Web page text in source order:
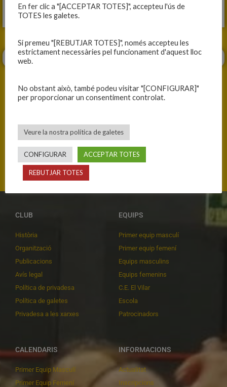
Fitxa del partit
ANTERIOR
QÜESTIÓ D’ACTITUD
CLUB
Història
Organització
Publicacions
Avís legal
Política de privadesa
Política de galetes
Privadesa a les xarxes
EQUIPS
Primer equip masculí
Primer equip femení
Equips masculins
Equips femenins
C.E. El Vilar
Escola
Patrocinadors
CALENDARIS
Primer Equip Masculí
Primer Equip Femení
INFORMACIONS
Actualitat
Inscripcions
En fer clic a "[ACCEPTAR TOTES]", accepteu l'ús de
TOTES les galetes.
Si premeu "[REBUTJAR TOTES]", només accepteu les
estrictament necessàries pel funcionament d'aquest lloc
web.
No obstant això, també podeu visitar "[CONFIGURAR]"
per proporcionar un consentiment controlat.
Veure la nostra política de galetes
CONFIGURAR ACCEPTAR TOTES
REBUTJAR TOTES